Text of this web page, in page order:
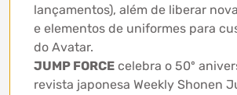
lançamentos), além de liberar
e elementos de uniformes para
do Avatar.
JUMP FORCE celebra o 50º
revista japonesa Weekly Shonen